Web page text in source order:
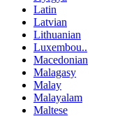
Latin
Latvian
Lithuanian
Luxembou..
Macedonian
Malagasy
Malay
Malayalam
Maltese